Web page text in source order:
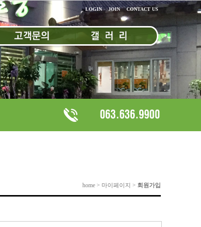
LOGIN JOIN CONTACT US
home > 마이페이지 > 회원가입